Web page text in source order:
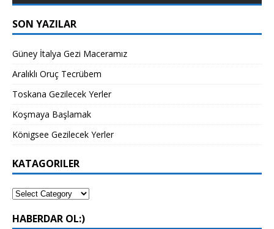
SON YAZILAR
Güney İtalya Gezi Maceramız
Aralıklı Oruç Tecrübem
Toskana Gezilecek Yerler
Koşmaya Başlamak
Königsee Gezilecek Yerler
KATAGORILER
HABERDAR OL:)